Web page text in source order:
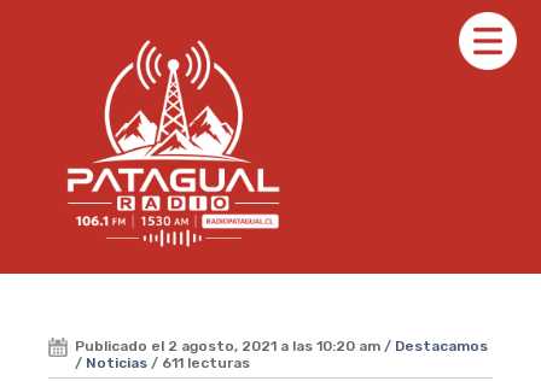
Publicado el 2 agosto, 2021 a las 10:20 am / Destacamos
/ Noticias / 611 lecturas